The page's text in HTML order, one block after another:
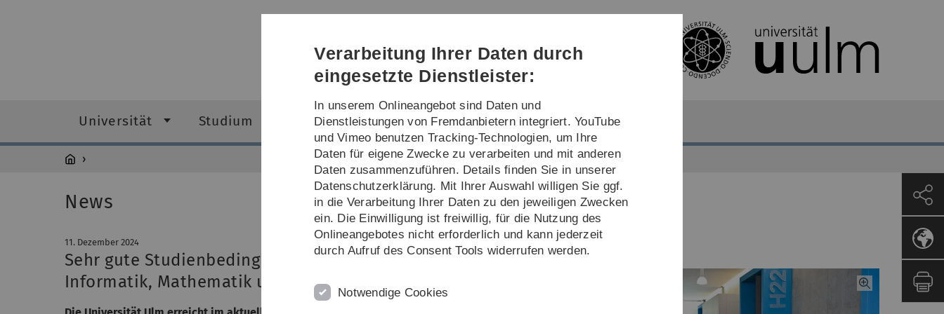
Direkt
Direkt
Direkt
(Sprache,
Drucken,
Social
Direkt
Direkt
Universität Studium Forschung Transfer
News
11. Dezember 2024
Sehr gute Studienbedingungen an der Uni Ulm
Informatik, Mathematik und Physik im CHE-Masterranking
Verarbeitung Ihrer Daten durch
eingesetzte Dienstleister:
In unserem Onlineangebot sind Daten und
Dienstleistungen von Fremdanbietern integriert. YouTube
und Vimeo benutzen Tracking-Technologien, um Ihre
Daten für eigene Zwecke zu verarbeiten und mit anderen
Daten zusammenzuführen. Details finden Sie in unserer
Datenschutzerklärung. Mit Ihrer Auswahl willigen Sie ggf.
in die Verarbeitung Ihrer Daten zu den jeweiligen Zwecken
ein. Die Einwilligung ist freiwillig, für die Nutzung des
Onlineangebotes nicht erforderlich und kann jederzeit
durch Aufruf des Consent Tools widerrufen werden.
Notwendige Cookies